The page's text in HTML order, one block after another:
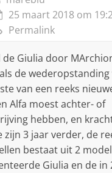
25 maart 2018 om
Permalink
de Giulia door
de
van een reeks
Alfa moest achter- of
hebben, en
zijn 3 jaar verder, de
bestaat uit 2
Giulia en de in